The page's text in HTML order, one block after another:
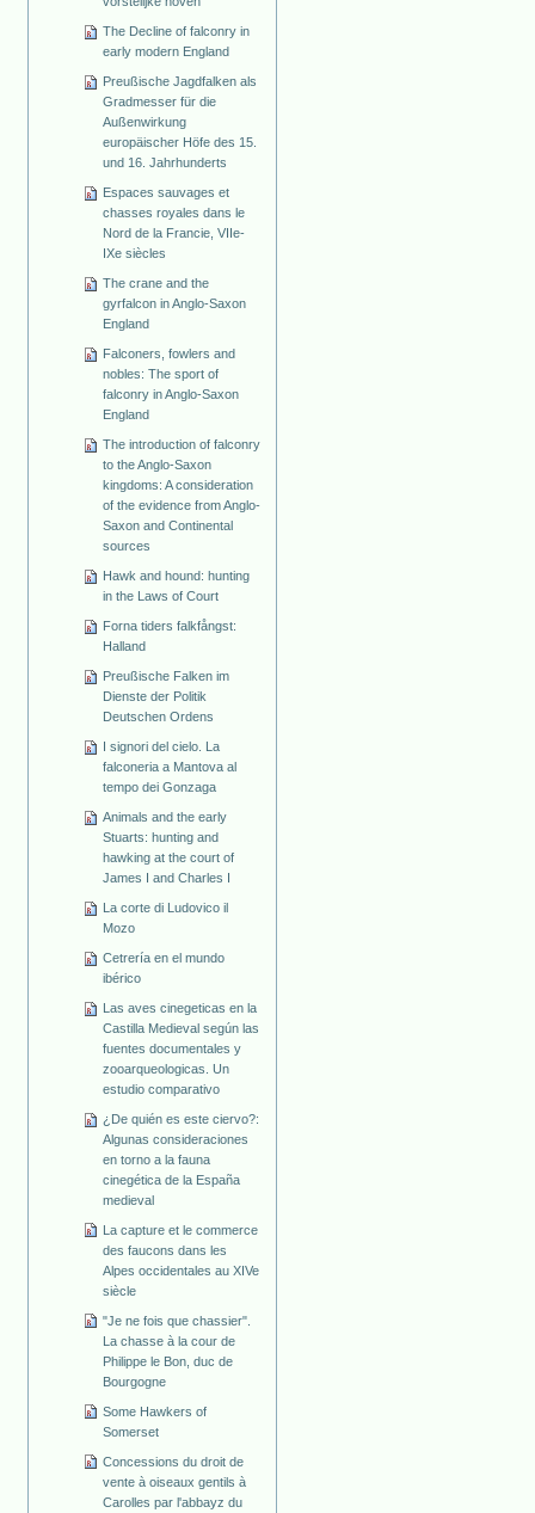
The Decline of falconry in
early modern England
Preußische Jagdfalken als
Gradmesser für die
Außenwirkung
europäischer Höfe des 15.
und 16. Jahrhunderts
Espaces sauvages et
chasses royales dans le
Nord de la Francie, VIIe-
IXe siècles
The crane and the
gyrfalcon in Anglo-Saxon
England
Falconers, fowlers and
nobles: The sport of
falconry in Anglo-Saxon
England
The introduction of falconry
to the Anglo-Saxon
kingdoms: A consideration
of the evidence from Anglo-
Saxon and Continental
sources
Hawk and hound: hunting
in the Laws of Court
Forna tiders falkfångst:
Halland
Preußische Falken im
Dienste der Politik
Deutschen Ordens
I signori del cielo. La
falconeria a Mantova al
tempo dei Gonzaga
Animals and the early
Stuarts: hunting and
hawking at the court of
James I and Charles I
La corte di Ludovico il
Mozo
Cetrería en el mundo
ibérico
Las aves cinegeticas en la
Castilla Medieval según las
fuentes documentales y
zooarqueologicas. Un
estudio comparativo
¿De quién es este ciervo?:
Algunas consideraciones
en torno a la fauna
cinegética de la España
medieval
La capture et le commerce
des faucons dans les
Alpes occidentales au XIVe
siècle
"Je ne fois que chassier".
La chasse à la cour de
Philippe le Bon, duc de
Bourgogne
Some Hawkers of
Somerset
Concessions du droit de
vente à oiseaux gentils à
Carolles par l'abbayz du